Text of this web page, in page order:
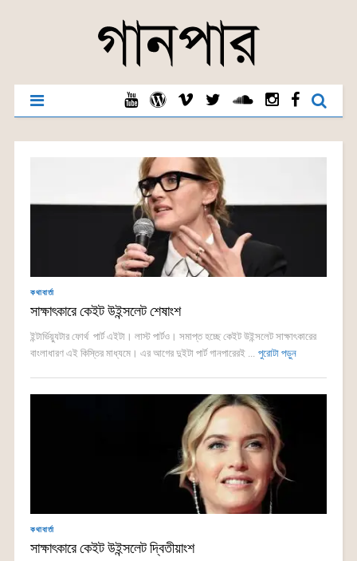
কথাবার্তা
সাক্ষাৎকারে কেইট উইন্সলেট শেষাংশ
ইন্টার্ভিয়্যুটার ফোর্থ পার্ট এইটা। লাস্ট পার্টও। সমাপ্ত হচ্ছে কেইট উইন্সলেট সাক্ষাৎকারের
বাংলাধারণ এই কিস্তির মাধ্যমে। এর আগের দুইটা পার্ট গানপারেরই ... পুরোটা পড়ুন
কথাবার্তা
সাক্ষাৎকারে কেইট উইন্সলেট দ্বিতীয়াংশ